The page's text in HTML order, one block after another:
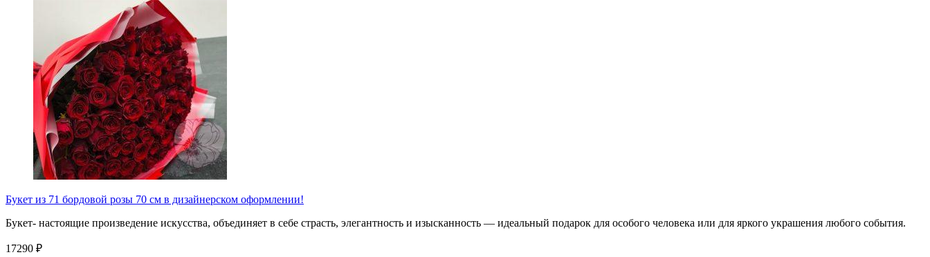
Букет из 71 бордовой розы 70 см в дизайнерском оформлении!
Букет- настоящие произведение искусства, объединяет в себе страсть, элегантность и изысканность — идеальный подарок для особого человека или для яркого украшения любого события.
17290 ₽